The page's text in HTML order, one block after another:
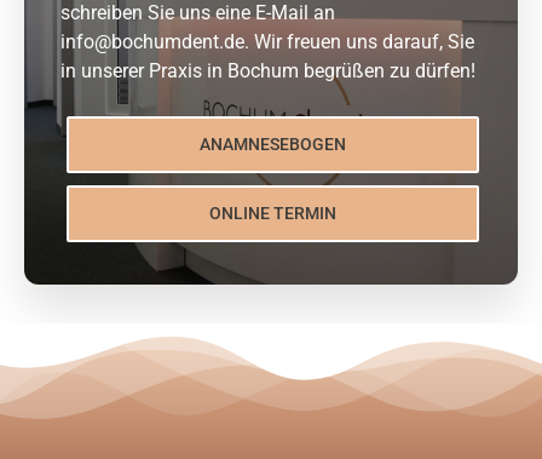
schreiben Sie uns eine E-Mail an
info@bochumdent.de. Wir freuen uns darauf, Sie
in unserer Praxis in Bochum begrüßen zu dürfen!
ANAMNESEBOGEN
ONLINE TERMIN